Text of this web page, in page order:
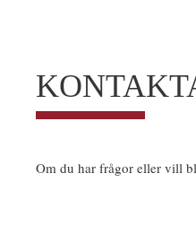
Om du har frågor eller vill